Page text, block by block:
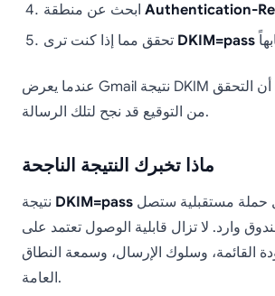
Authentication-
DKIM=pass
عندما يعرض Gmail نتيجة DKIM ناجحة، فهذا يعني أن التحقق
من التوقيع قد نجح لتلك الرسالة.
ماذا تخبرك النتيجة الناجحة
DKIM=pass
وارد. لا تزال قابلية الوصول تعتمد على
القائمة، وسلوك الإرسال، وسمعة النطاق
العامة.